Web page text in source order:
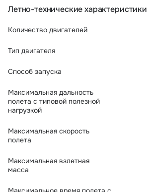
Летно-технические характеристики
Количество двигателей
Тип двигателя
Способ запуска
Максимальная дальность
полета с типовой полезной
нагрузкой
Максимальная скорость
полета
Максимальная взлетная
масса